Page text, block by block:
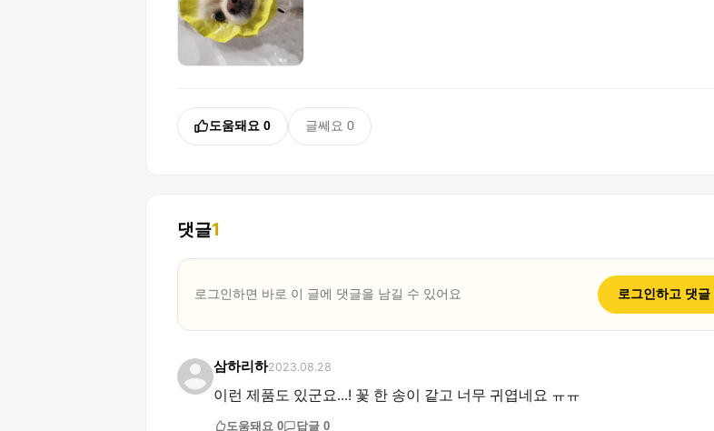
도움돼요 0 글쎄요 0
댓글1
로그인하면 바로 이 글에 댓글을 남길 수 있어요 로그인하고 댓글
삼하리하2023.08.28
이런 제품도 있군요...! 꽃 한 송이 같고 너무 귀엽네요 ㅠㅠ
도움돼요 0 답글 0